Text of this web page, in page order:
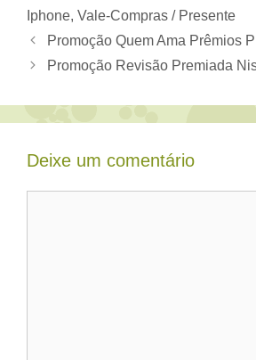
Iphone, Vale-Compras / Presente
Promoção Quem Ama Prêmios
Promoção Revisão Premiada
Deixe um comentário